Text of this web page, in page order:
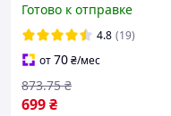
Готово к отправке
4.8 (19)
от70₴/мес
699₴
873.75 ₴